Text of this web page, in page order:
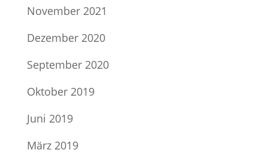
November 2021
Dezember 2020
September 2020
Oktober 2019
Juni 2019
März 2019